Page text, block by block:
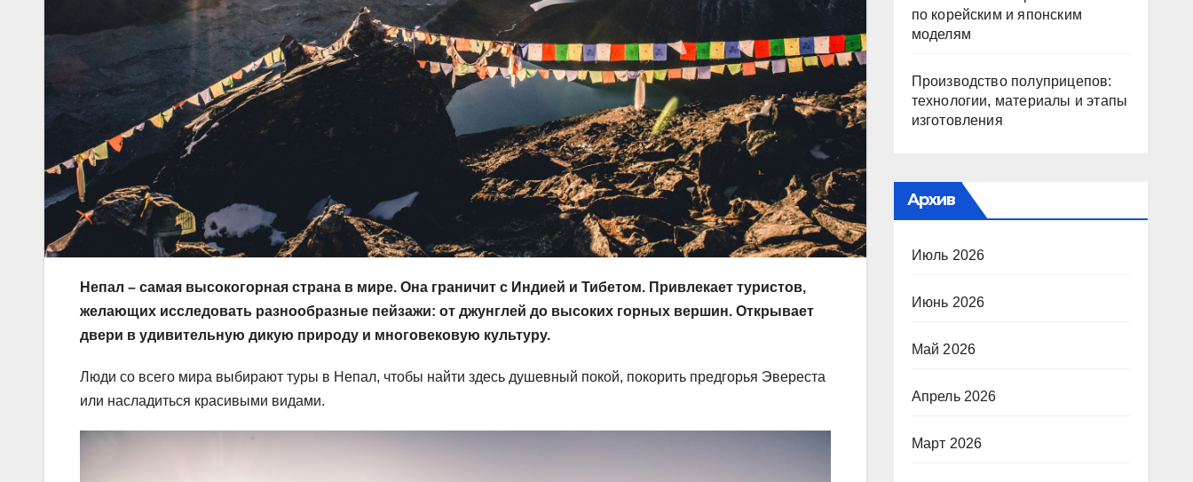
Непал – самая высокогорная страна в мире. Она граничит с Индией и Тибетом. Привлекает туристов,
желающих исследовать разнообразные пейзажи: от джунглей до высоких горных вершин. Открывает
двери в удивительную дикую природу и многовековую культуру.
Люди со всего мира выбирают туры в Непал, чтобы найти здесь душевный покой, покорить предгорья Эвереста
или насладиться красивыми видами.
по корейским и японским
моделям
Производство полуприцепов:
технологии, материалы и этапы
изготовления
Архив
Июль 2026
Июнь 2026
Май 2026
Апрель 2026
Март 2026